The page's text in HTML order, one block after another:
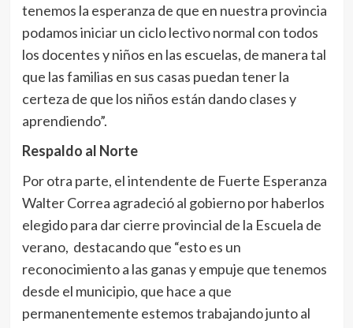
tenemos la esperanza de que en nuestra provincia
podamos iniciar un ciclo lectivo normal con todos
los docentes y niños en las escuelas, de manera tal
que las familias en sus casas puedan tener la
certeza de que los niños están dando clases y
aprendiendo”.
Respaldo al Norte
Por otra parte, el intendente de Fuerte Esperanza
Walter Correa agradeció al gobierno por haberlos
elegido para dar cierre provincial de la Escuela de
verano, destacando que “esto es un
reconocimiento a las ganas y empuje que tenemos
desde el municipio, que hace a que
permanentemente estemos trabajando junto al